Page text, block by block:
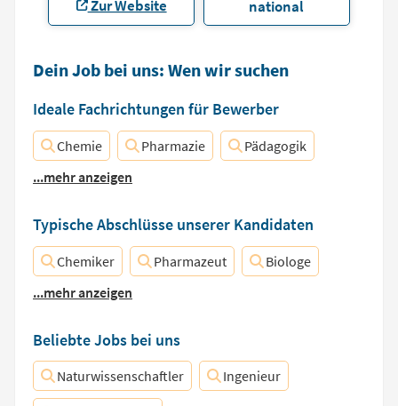
Zur Website national
Dein Job bei uns: Wen wir suchen
Ideale Fachrichtungen für Bewerber
Chemie Pharmazie
Pädagogik
...mehr anzeigen
Typische Abschlüsse unserer Kandidaten
Chemiker Pharmazeut
Biologe
...mehr anzeigen
Beliebte Jobs bei uns
Naturwissenschaftler Ingenieur